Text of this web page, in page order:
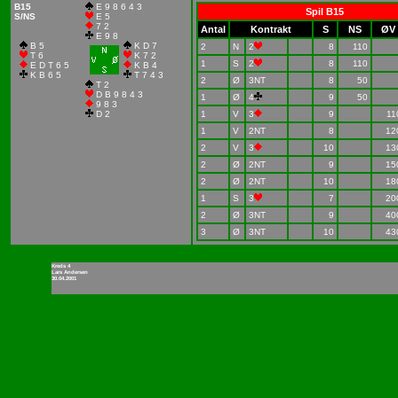
B15
S/NS
E 9 8 6 4 3
E 5
7 2
E 9 8
B 5
T 6
E D T 6 5
K B 6 5
K D 7
K 7 2
K B 4
T 7 4 3
T 2
D B 9 8 4 3
9 8 3
D 2
Spil B15
Antal
Kontrakt S NS ØV
2 N 2 8
110
1
S 2 8
110
2
Ø 3NT 8
50
1
Ø 4 9
50
1
V 3 9
1
V 2NT 8
2
V 3 10
2
Ø 2NT 9
2
Ø 2NT 10
1
S 3 7
2
Ø 3NT 9
3
Ø 3NT 10
Kreds 4
Lars Andersen
30.04.2001